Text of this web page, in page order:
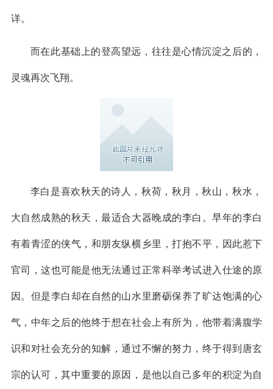
详。
而在此基础上的登高望远，往往是心情沉淀之后的，
灵魂再次飞翔。
李白是喜欢秋天的诗人，秋荷，秋月，秋山，秋水，
大自然成熟的秋天，最适合大器晚成的李白。早年的李白
有着青涩的侠气，和朋友纵横乡里，打抱不平，因此惹下
官司，这也可能是他无法通过正常科举考试进入仕途的原
因。但是李白却在自然的山水里磨砺保养了旷达饱满的心
气，中年之后的他终于想在社会上有所为，他带着满腹学
识和对社会充分的知解，通过不懈的努力，终于得到唐玄
宗的认可，其中重要的原因，是他以自己多年的积淀为自